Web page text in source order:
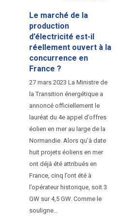
Le marché de la
production
d’électricité est-il
réellement ouvert à la
concurrence en
France ?
27 mars 2023 La Ministre de
la Transition énergétique a
annoncé officiellement le
lauréat du 4e appel d’offres
éolien en mer au large de la
Normandie. Alors qu’à date
huit projets éoliens en mer
ont déjà été attribués en
France, cinq l’ont été à
l’opérateur historique, soit 3
GW sur 4,5 GW. Comme le
souligne…